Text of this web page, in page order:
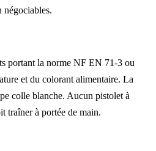
négociables.
portant la norme NF EN 71-3 ou
et du colorant alimentaire. La
colle blanche. Aucun pistolet à
traîner à portée de main.